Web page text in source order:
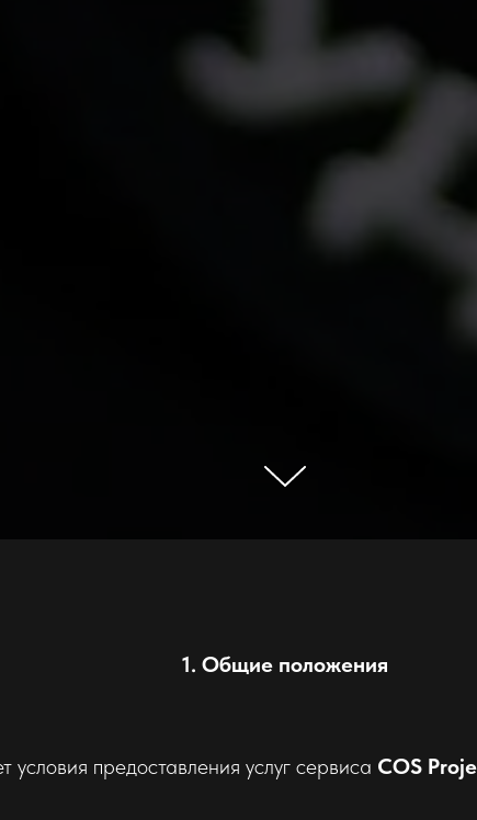
1. Общие положения
предоставления услуг сервиса COS